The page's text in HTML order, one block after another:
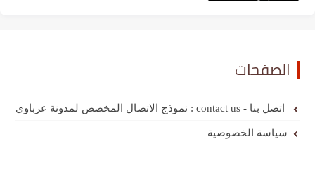
الصفحات
اتصل بنا - contact us : نموذج الاتصال المخصص لمدونة عرباوي
سياسة الخصوصية